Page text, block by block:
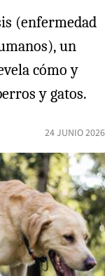
(enfermedad
un
cómo y
y gatos.
24 JUNIO 2026